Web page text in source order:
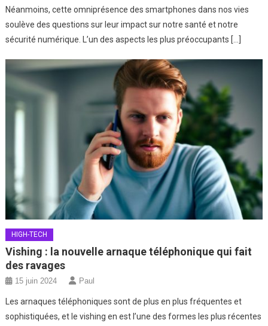
Néanmoins, cette omniprésence des smartphones dans nos vies
soulève des questions sur leur impact sur notre santé et notre
sécurité numérique. L’un des aspects les plus préoccupants […]
HIGH-TECH
Vishing : la nouvelle arnaque téléphonique qui fait
des ravages
15 juin 2024 Paul
Les arnaques téléphoniques sont de plus en plus fréquentes et
sophistiquées, et le vishing en est l’une des formes les plus récentes